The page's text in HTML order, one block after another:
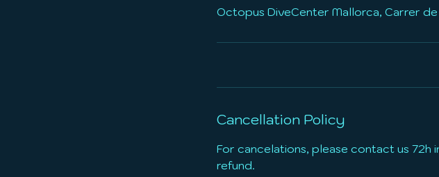
Octopus DiveCenter Mallorca, Carrer
Cancellation Policy
For cancelations, please contact us
refund.